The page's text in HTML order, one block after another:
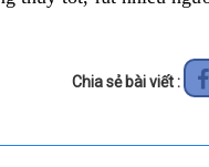
Chia sẻ bài viết :